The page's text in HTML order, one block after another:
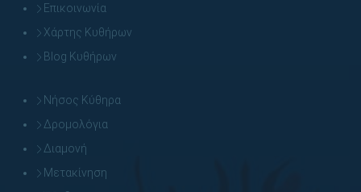
Επικοινωνία
Χάρτης Κυθήρων
Blog Κυθήρων
Νήσος Κύθηρα
Δρομολόγια
Διαμονή
Μετακίνηση